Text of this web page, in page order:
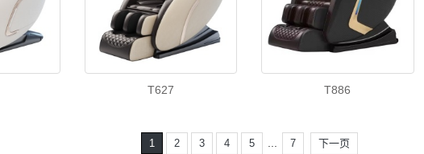
T627 T886
1 2 3 4 5 7 下一页